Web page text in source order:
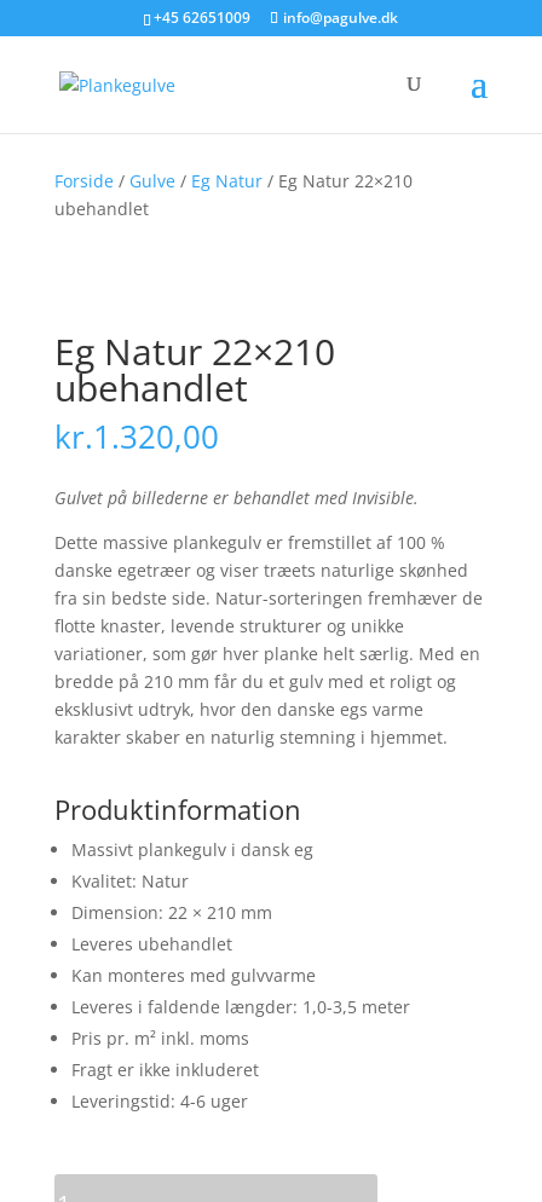
+45 62651009 info@pagulve.dk
Forside/ Gulve/ Eg Natur/ Eg Natur 22×210
ubehandlet
Eg Natur 22×210
ubehandlet
kr.1.320,00
Gulvet på billederne er behandlet med Invisible.
Dette massive plankegulv er fremstillet af 100 %
danske egetræer og viser træets naturlige skønhed
fra sin bedste side. Natur-sorteringen fremhæver de
flotte knaster, levende strukturer og unikke
variationer, som gør hver planke helt særlig. Med en
bredde på 210 mm får du et gulv med et roligt og
eksklusivt udtryk, hvor den danske egs varme
karakter skaber en naturlig stemning i hjemmet.
Produktinformation
Massivt plankegulv i dansk eg
Kvalitet: Natur
Dimension: 22 × 210 mm
Leveres ubehandlet
Kan monteres med gulvvarme
Leveres i faldende længder: 1,0-3,5 meter
Pris pr. m² inkl. moms
Fragt er ikke inkluderet
Leveringstid: 4-6 uger